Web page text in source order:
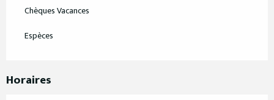
Chèques Vacances
Espèces
Horaires